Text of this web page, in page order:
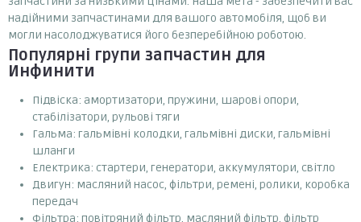
надійними запчастинами для вашого автомобіля, щоб ви
могли насолоджуватися його безперебійною роботою.
Популярні групи запчастин для
Инфинити
Підвіска: амортизатори, пружини, шарові опори,
стабілізатори, рульові тяги
Гальма: гальмівні колодки, гальмівні диски, гальмівні
шланги
Електрика: стартери, генератори, аккумулятори, світло
Двигун: масляний насос, фільтри, ремені, ролики, коробка
передач
Фільтра: повітряний фільтр, масляний фільтр, фільтр